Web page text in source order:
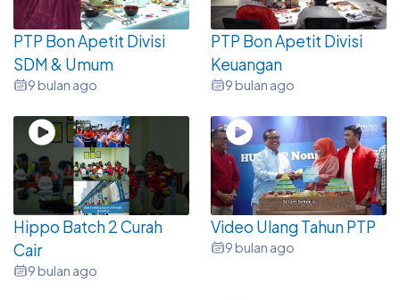
PTP Bon Apetit Divisi
SDM & Umum
9 bulan ago
PTP Bon Apetit Divisi
Keuangan
9 bulan ago
Hippo Batch 2 Curah
Cair
9 bulan ago
Video Ulang Tahun PTP
9 bulan ago